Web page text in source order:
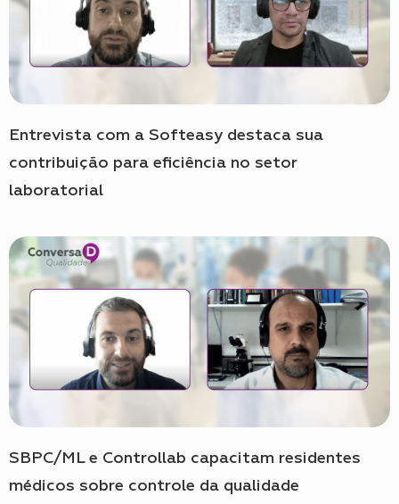
Entrevista com a Softeasy destaca sua
contribuição para eficiência no setor
laboratorial
SBPC/ML e Controllab capacitam residentes
médicos sobre controle da qualidade